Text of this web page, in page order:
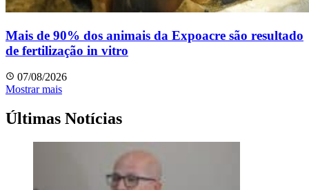
Mais de 90% dos animais da Expoacre são resultado
de fertilização in vitro
07/08/2026
Mostrar mais
Últimas Notícias